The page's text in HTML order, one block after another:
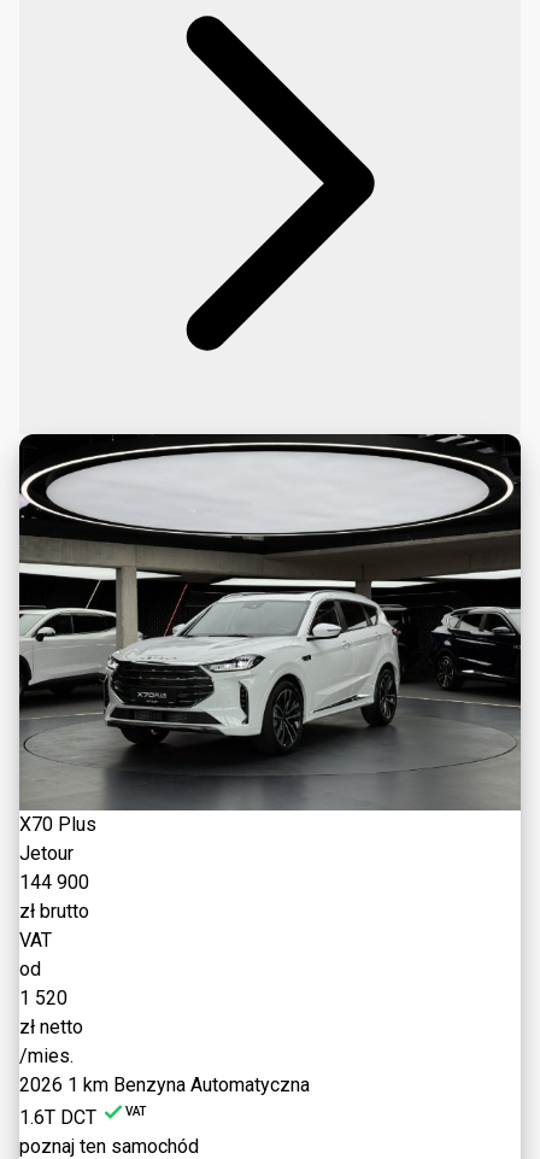
X70 Plus
Jetour
144 900
zł brutto
VAT
od
1 520
zł netto
/mies.
2026 1 km Benzyna Automatyczna
1.6T DCT
VAT
poznaj ten samochód